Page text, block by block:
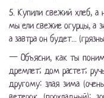
5. Купили свежий хлеб, а
мы ели свежие огурцы, а
а завтра он будет...
— Объясни, как ты
дремлет; дом растет;
другому: злая зима